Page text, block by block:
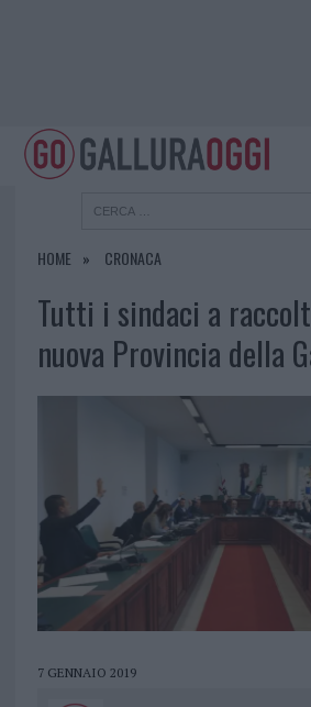
HOME CRONACA
Tutti i sindaci a
nuova Provincia della
7 GENNAIO 2019